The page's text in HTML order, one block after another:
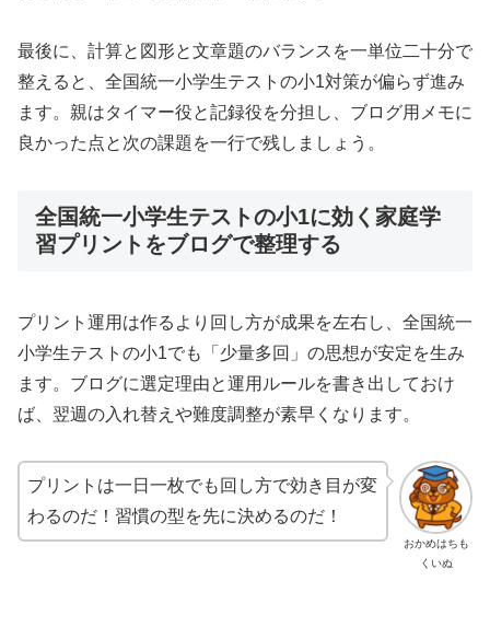
最後に、計算と図形と文章題のバランスを一単位二十分で
整えると、全国統一小学生テストの小1対策が偏らず進み
ます。親はタイマー役と記録役を分担し、ブログ用メモに
良かった点と次の課題を一行で残しましょう。
全国統一小学生テストの小1に効く家庭学
習プリントをブログで整理する
プリント運用は作るより回し方が成果を左右し、全国統一
小学生テストの小1でも「少量多回」の思想が安定を生み
ます。ブログに選定理由と運用ルールを書き出しておけ
ば、翌週の入れ替えや難度調整が素早くなります。
おかめはちも
くいぬ
プリントは一日一枚でも回し方で効き目が変
わるのだ！習慣の型を先に決めるのだ！